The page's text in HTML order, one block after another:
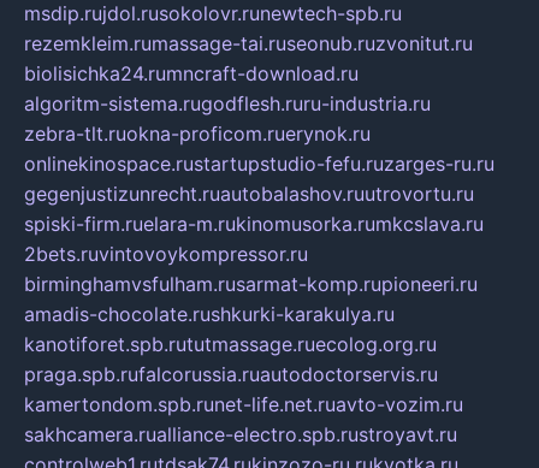
msdip.rujdol.rusokolovr.runewtech-spb.ru
rezemkleim.rumassage-tai.ruseonub.ruzvonitut.ru
biolisichka24.rumncraft-download.ru
algoritm-sistema.rugodflesh.ruru-industria.ru
zebra-tlt.ruokna-proficom.ruerynok.ru
onlinekinospace.rustartupstudio-fefu.ruzarges-ru.ru
gegenjustizunrecht.ruautobalashov.ruutrovortu.ru
spiski-firm.ruelara-m.rukinomusorka.rumkcslava.ru
2bets.ruvintovoykompressor.ru
birminghamvsfulham.rusarmat-komp.rupioneeri.ru
amadis-chocolate.rushkurki-karakulya.ru
kanotiforet.spb.rututmassage.ruecolog.org.ru
praga.spb.rufalcorussia.ruautodoctorservis.ru
kamertondom.spb.runet-life.net.ruavto-vozim.ru
sakhcamera.rualliance-electro.spb.rustroyavt.ru